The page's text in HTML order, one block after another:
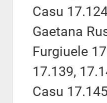
Casu
Gaetana
Furgiuele
17.139,
Casu